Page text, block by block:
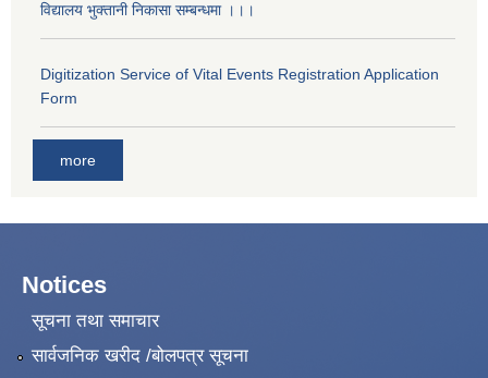
विद्यालय भुक्तानी निकासा सम्बन्धमा ।।।
Digitization Service of Vital Events Registration Application
Form
more
Notices
सूचना तथा समाचार
सार्वजनिक खरीद /बोलपत्र सूचना